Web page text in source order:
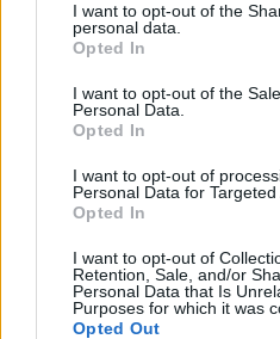
I want to opt-out of the
personal data.
Opted In
I want to opt-out of the
Personal Data.
Opted In
I want to opt-out of
Personal Data for Targeted
Opted In
I want to opt-out of
Retention, Sale, and/or
Personal Data that Is
Purposes for which it was
Opted Out